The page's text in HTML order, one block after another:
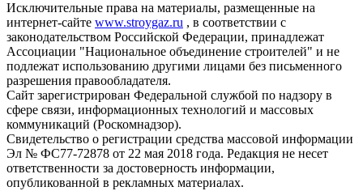
Исключительные права на материалы, размещенные на
интернет-сайте www.stroygaz.ru , в соответствии с
законодательством Российской Федерации, принадлежат
Ассоциации "Национальное объединение строителей" и не
подлежат использованию другими лицами без письменного
разрешения правообладателя.
Сайт зарегистрирован Федеральной службой по надзору в
сфере связи, информационных технологий и массовых
коммуникаций (Роскомнадзор).
Свидетельство о регистрации средства массовой информации
Эл № ФС77-72878 от 22 мая 2018 года. Редакция не несет
ответственности за достоверность информации,
опубликованной в рекламных материалах.